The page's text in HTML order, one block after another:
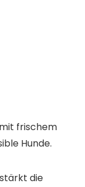
frischem
Hunde.
die